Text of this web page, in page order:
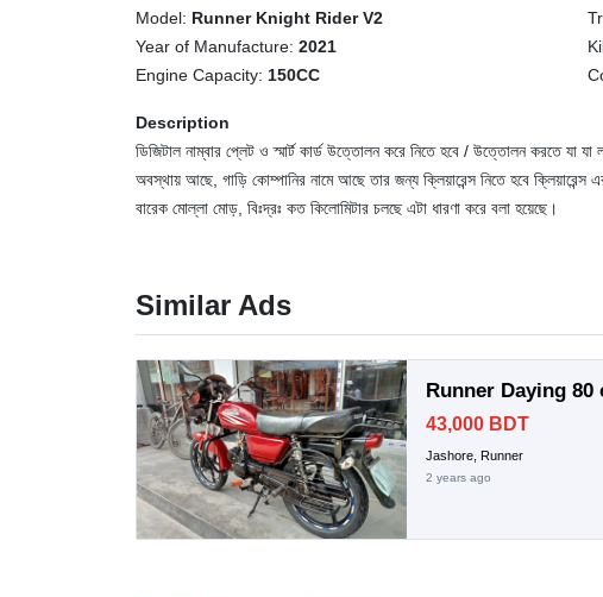
Model: Runner Knight Rider V2
Year of Manufacture: 2021
Engine Capacity: 150CC
Description
ডিজিটাল নাম্বার প্লেট ও স্মার্ট কার্ড উত্তোলন করে নিতে হবে / উত্তোলন করতে যা যা
অবস্থায় আছে, গাড়ি কোম্পানির নামে আছে তার জন্য ক্লিয়ারেন্স নিতে হবে
বারেক মোল্লা মোড়, বিঃদ্রঃ কত কিলোমিটার চলছে এটা ধারণা করে বলা হয়েছে।
Similar Ads
Runner Daying 80
43,000 BDT
Jashore, Runner
2 years ago